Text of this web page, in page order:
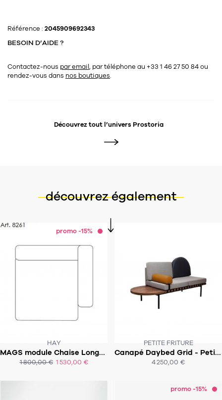
Référence : 2045909692343
BESOIN D’AIDE ?
Contactez-nous par email, par téléphone au +33 1 46 27 50 84ou
rendez-vous dans nos boutiques.
Découvrez tout l’univers Prostoria
découvrez également
promo -15%
HAY
MAGS module Chaise Longue wide 8261 (right armrest)
1 800,00 € 1 530,00 €
SUR COMMANDE
ACHAT EXPRESS
PETITE FRITURE
Canapé Daybed Grid - Petite Friture
4 250,00 €
SOUS 6-8 SEMAINES
promo -15%